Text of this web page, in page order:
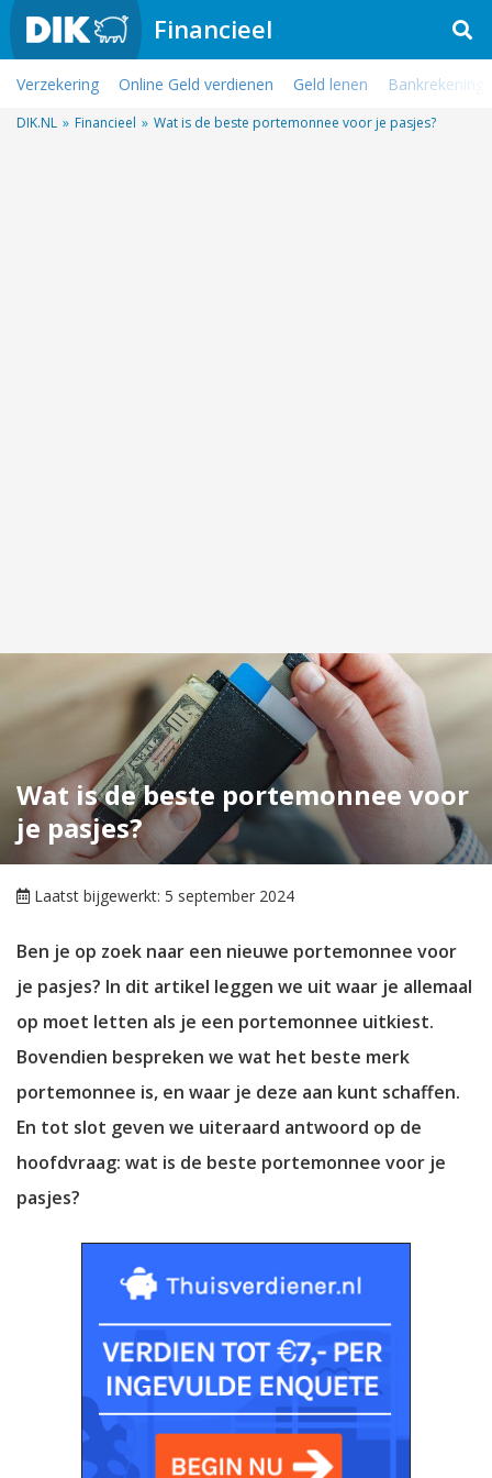
Financieel
Verzekering Online Geld verdienen Geld lenen Bankrekening
DIK.NL » Financieel » Wat is de beste portemonnee voor je pasjes?
Wat is de beste portemonnee voor
je pasjes?
Laatst bijgewerkt: 5 september 2024
Ben je op zoek naar een nieuwe portemonnee voor
je pasjes? In dit artikel leggen we uit waar je allemaal
op moet letten als je een portemonnee uitkiest.
Bovendien bespreken we wat het beste merk
portemonnee is, en waar je deze aan kunt schaffen.
En tot slot geven we uiteraard antwoord op de
hoofdvraag: wat is de beste portemonnee voor je
pasjes?